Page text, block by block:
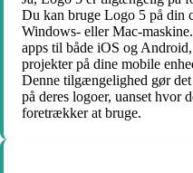
Du kan bruge Logo 5 på din
Windows- eller Mac-
apps til både iOS og
projekter på dine mobile
Denne tilgængelighed gør
på deres logoer, uanset hvor
foretrækker at bruge.